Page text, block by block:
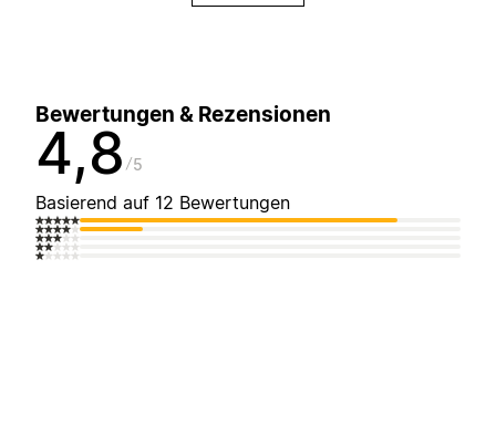
Bewertungen & Rezensionen
4,8 5
Basierend auf 12 Bewertungen